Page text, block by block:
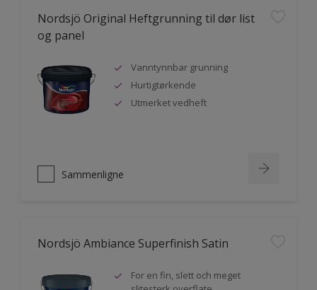
Nordsjö Original Heftgrunning til dør list
og panel
Vanntynnbar grunning
Hurtigtørkende
Utmerket vedheft
Sammenligne
Nordsjö Ambiance Superfinish Satin
For en fin, slett och meget